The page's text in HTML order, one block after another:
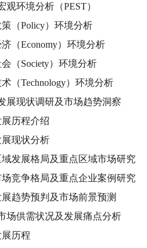
环境分析（PEST）
（Policy）环境分析
（Economy）环境分析
（Society）环境分析
（Technology）环境分析
展现状调研及市场趋势洞察
历程介绍
现状分析
发展格局及重点区域市场研究
竞争格局及重点企业案例研究
趋势预判及市场前景预测
场供需状况及发展痛点分析
历程